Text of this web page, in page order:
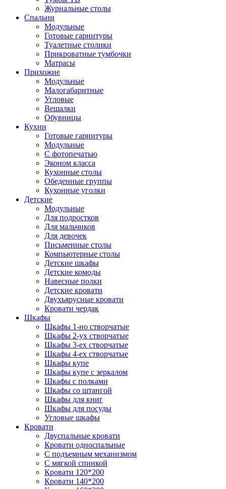
Журнальные столы
Спальни
Модульные
Готовые гарнитуры
Туалетные столики
Прикроватные тумбочки
Матрасы
Прихожие
Модульные
Малогабаритные
Угловые
Вешалки
Обувницы
Кухни
Готовые гарнитуры
Модульные
С фотопечатью
Эконом класса
Кухонные столы
Обеденные группы
Кухонные уголки
Детские
Модульные
Для подростков
Для мальчиков
Для девочек
Письменные столы
Компьютерные столы
Детские шкафы
Детские комоды
Навесные полки
Детские кровати
Двухъярусные кровати
Кровати чердак
Шкафы
Шкафы 1-но створчатые
Шкафы 2-ух створчатые
Шкафы 3-ех створчатые
Шкафы 4-ех створчатые
Шкафы купе
Шкафы купе с зеркалом
Шкафы с полками
Шкафы со штангой
Шкафы для книг
Шкафы для посуды
Угловые шкафы
Кровати
Двуспальные кровати
Кровати односпальные
С подъемным механизмом
С мягкой спинкой
Кровати 120*200
Кровати 140*200